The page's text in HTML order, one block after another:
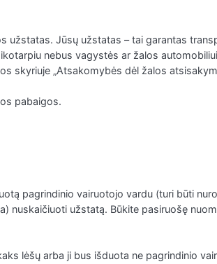
užstatas. Jūsų užstatas – tai garantas
nebus vagystės ar žalos
skyriuje „Atsakomybės dėl žalos
pabaigos.
pagrindinio vairuotojo vardu (turi būti
nuskaičiuoti užstatą. Būkite pasiruošę
lėšų arba ji bus išduota ne pagrindinio